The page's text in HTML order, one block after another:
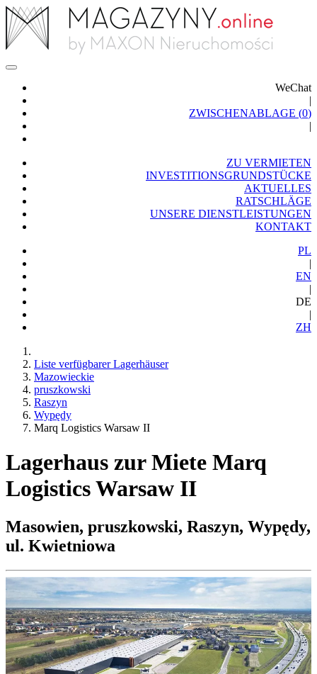
WeChat
|
ZWISCHENABLAGE (0)
|
ZU VERMIETEN
INVESTITIONSGRUNDSTÜCKE
AKTUELLES
RATSCHLÄGE
UNSERE DIENSTLEISTUNGEN
KONTAKT
PL
|
EN
|
DE
|
ZH
Liste verfügbarer Lagerhäuser
Mazowieckie
pruszkowski
Raszyn
Wypędy
Marq Logistics Warsaw II
Lagerhaus zur Miete Marq
Logistics Warsaw II
Masowien, pruszkowski, Raszyn, Wypędy,
ul. Kwietniowa